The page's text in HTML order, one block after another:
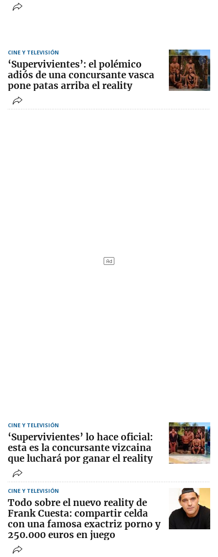
CINE Y TELEVISIÓN
‘Supervivientes’: el polémico
adiós de una concursante vasca
pone patas arriba el reality
CINE Y TELEVISIÓN
‘Supervivientes’ lo hace oficial:
esta es la concursante vizcaina
que luchará por ganar el reality
CINE Y TELEVISIÓN
Todo sobre el nuevo reality de
Frank Cuesta: compartir celda
con una famosa exactriz porno y
250.000 euros en juego